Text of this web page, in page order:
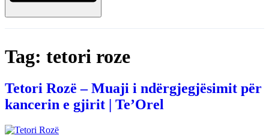
Tag: tetori roze
Tetori Rozë – Muaji i ndërgjegjësimit për
kancerin e gjirit | Te’Orel